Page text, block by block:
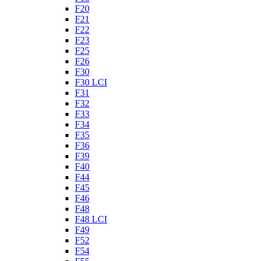
F20
F21
F22
F23
F25
F26
F30
F30 LCI
F31
F32
F33
F34
F35
F36
F39
F40
F44
F45
F46
F48
F48 LCI
F49
F52
F54